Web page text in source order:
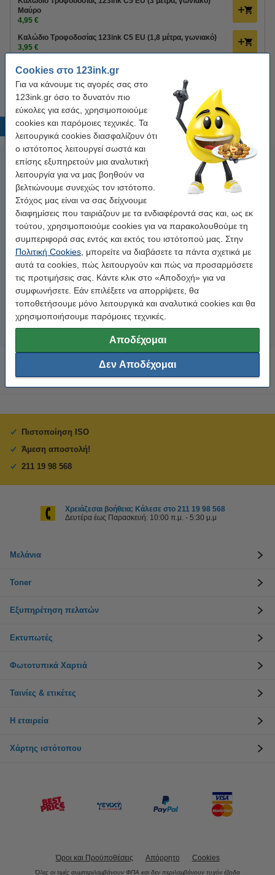
Cookies στο 123ink.gr
Για να κάνουμε τις αγορές σας στο
123ink.gr όσο το δυνατόν πιο
εύκολες για εσάς, χρησιμοποιούμε
cookies και παρόμοιες τεχνικές. Τα
λειτουργικά cookies διασφαλίζουν ότι
ο ιστότοπος λειτουργεί σωστά και
επίσης εξυπηρετούν μια αναλυτική
λειτουργία για να μας βοηθούν να
βελτιώνουμε συνεχώς τον ιστότοπο.
Στόχος μας είναι να σας δείχνουμε
διαφημίσεις που ταιριάζουν με τα ενδιαφέροντά σας και, ως εκ
τούτου, χρησιμοποιούμε cookies για να παρακολουθούμε τη
συμπεριφορά σας εντός και εκτός του ιστότοπού μας. Στην
Πολιτική Cookies , μπορείτε να διαβάσετε τα πάντα σχετικά με
αυτά τα cookies, πώς λειτουργούν και πώς να προσαρμόσετε
τις προτιμήσεις σας. Κάντε κλικ στο «Αποδοχή» για να
συμφωνήσετε. Εάν επιλέξετε να απορρίψετε, θα
τοποθετήσουμε μόνο λειτουργικά και αναλυτικά cookies και θα
χρησιμοποιήσουμε παρόμοιες τεχνικές.
Αποδέχομαι
Δεν Αποδέχομαι
Μαύρο
4,95 €
Καλώδιο Τροφοδοσίας 123ink C5 EU (1,8 μέτρα, γωνιακό)
3,95 €
Μαντηλάκια Καθαρισμού Οθόνης 123ink 100 τμχ
Δημοφιλή προϊόντα
Φωτογραφικό Χαρτί Canon PP-
201 Plus Glossy II 13 x 18cm,
265 g/m² (20 φύλλα)
6,90 € Συμπ. 24% ΦΠΑ
Η έκδοση 123ink αντικαθιστά την
Ταινία Brother TZe-221 8m x
9mm Black on White
7,95 €
Πιστοποίηση ISO
Άμεση αποστολή!
211 19 98 568
Χρειάζεσαι βοήθεια; Κάλεσε στο 211 19 98 568
Δευτέρα έως Παρασκευή: 10:00 π.μ. - 5:30 μ.μ
Μελάνια
Toner
Εξυπηρέτηση πελατών
Εκτυπωτές
Φωτοτυπικά Χαρτιά
Ταινίες & ετικέτες
Η εταιρεία
Χάρτης ιστότοπου
Όροι και Προϋποθέσεις Απόρρητο Cookies
Όλες οι τιμές συμπεριλαμβάνουν ΦΠΑ και δεν περιλαμβάνουν τυχόν έξοδα